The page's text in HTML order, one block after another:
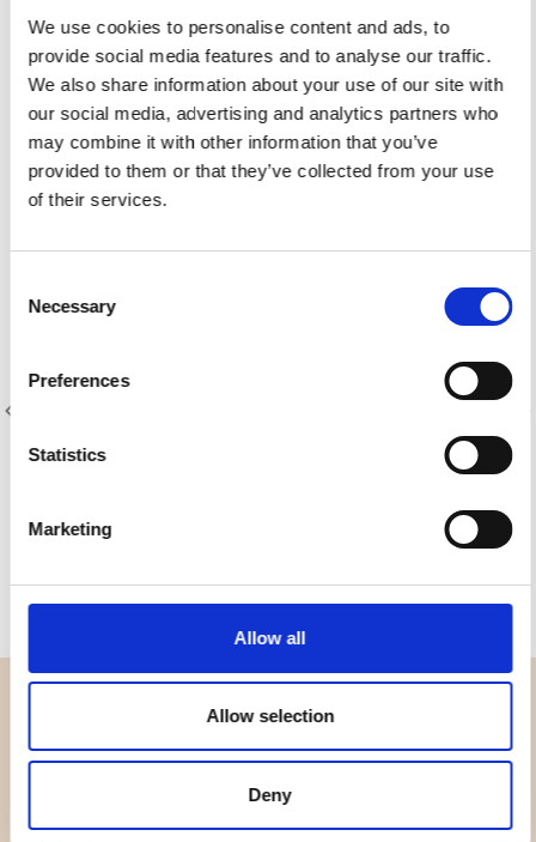
We use cookies to personalise content and ads, to
provide social media features and to analyse our traffic.
We also share information about your use of our site with
our social media, advertising and analytics partners who
may combine it with other information that you’ve
provided to them or that they’ve collected from your use
of their services.
Selection
Necessary
Preferences
Statistics
Marketing
Allow all
Allow selection
Deny
Gewicht pro Quadratmeter
0,145 Kg.
Sie können auch mögen
Wer sind wir